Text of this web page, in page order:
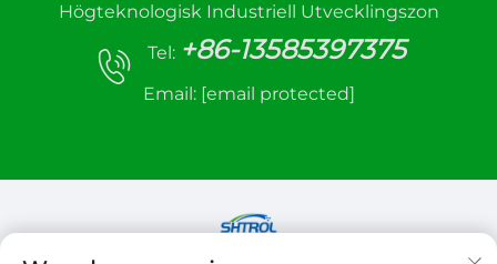
Högteknologisk Industriell Utvecklingszon
Tel: +86-13585397375
Email: [email protected]